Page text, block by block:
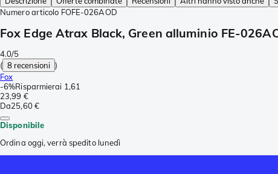
Numero articolo FOFE-026AOD
Fox Edge Atrax Black, Green alluminio FE-
4.0/5
( 8 recensioni )
Fox
-6%Risparmierai 1,61
23,99 €
Da25,60 €
Disponibile
Ordina oggi, verrà spedito lunedì